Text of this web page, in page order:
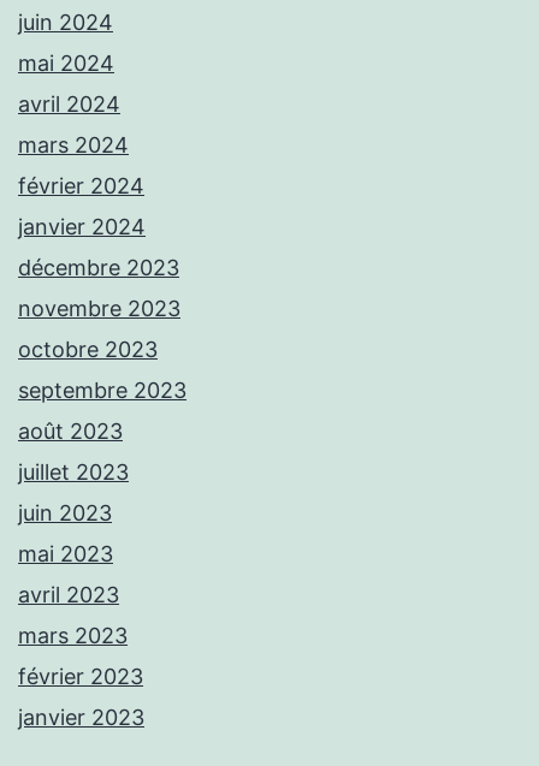
juin 2024
mai 2024
avril 2024
mars 2024
février 2024
janvier 2024
décembre 2023
novembre 2023
octobre 2023
septembre 2023
août 2023
juillet 2023
juin 2023
mai 2023
avril 2023
mars 2023
février 2023
janvier 2023